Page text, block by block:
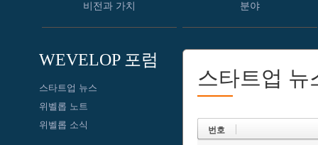
비전과 가치 분야
WEVELOP 포럼
스타트업 뉴스
위벨롭 노트
위벨롭 소식
스타트업 뉴
번호